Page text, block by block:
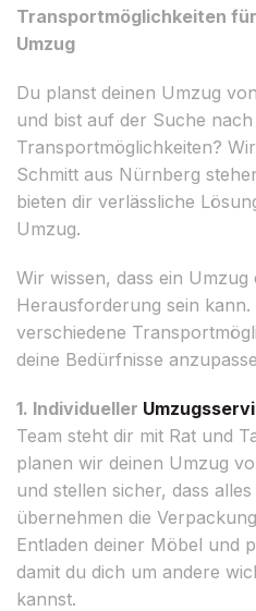
Transportmöglichkeiten
Umzug
Du planst deinen Umzug
und bist auf der Suche
Transportmöglichkeiten?
Schmitt aus Nürnberg
bieten dir verlässliche
Umzug.
Wir wissen, dass ein Umzug
Herausforderung sein
verschiedene
deine Bedürfnisse
1. Individueller
Team steht dir mit Rat und
planen wir deinen Umzug
und stellen sicher, dass
übernehmen die
Entladen deiner Möbel und
damit du dich um andere
kannst.